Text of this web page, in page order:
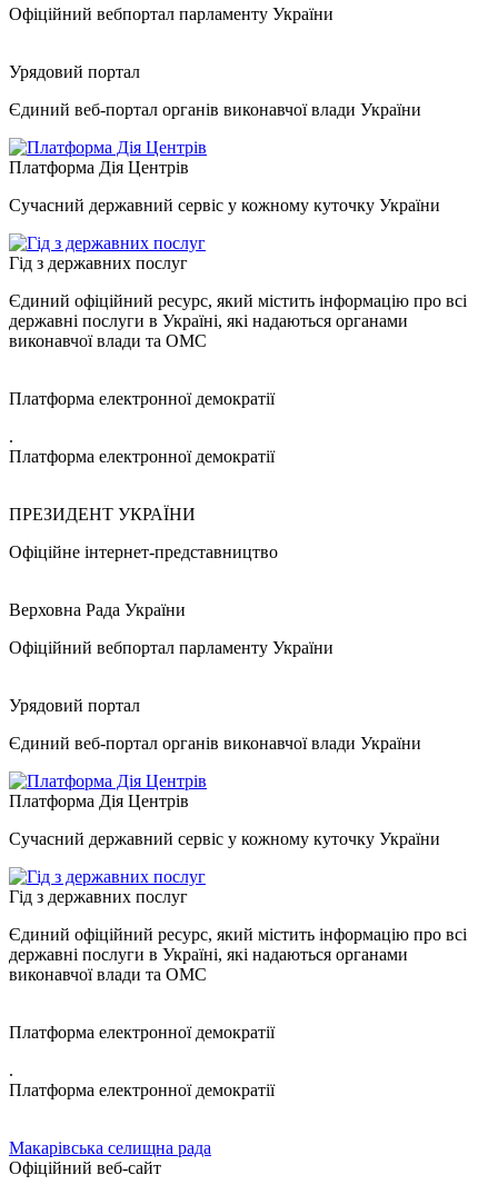
Офіційний вебпортал парламенту України
Урядовий портал
Єдиний веб-портал органів виконавчої влади України
Платформа Дія Центрів
Сучасний державний сервіс у кожному куточку України
Гід з державних послуг
Єдиний офіційний ресурс, який містить інформацію про всі
державні послуги в Україні, які надаються органами
виконавчої влади та ОМС
Платформа електронної демократії
.
Платформа електронної демократії
ПРЕЗИДЕНТ УКРАЇНИ
Офіційне інтернет-представництво
Верховна Рада України
Офіційний вебпортал парламенту України
Урядовий портал
Єдиний веб-портал органів виконавчої влади України
Платформа Дія Центрів
Сучасний державний сервіс у кожному куточку України
Гід з державних послуг
Єдиний офіційний ресурс, який містить інформацію про всі
державні послуги в Україні, які надаються органами
виконавчої влади та ОМС
Платформа електронної демократії
.
Платформа електронної демократії
Макарівська селищна рада
Офіційний веб-сайт